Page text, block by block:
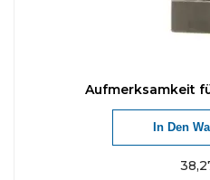
Aufmerksamkeit
In Den